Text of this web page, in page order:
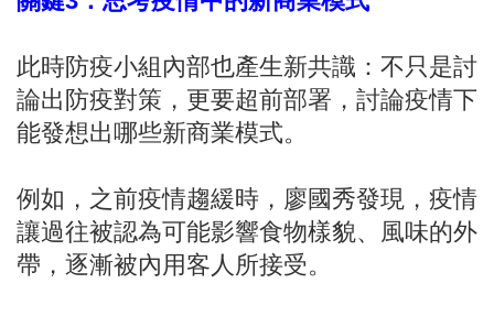
此時防疫小組內部也產生新共識：不只是討
論出防疫對策，更要超前部署，討論疫情下
能發想出哪些新商業模式。
例如，之前疫情趨緩時，廖國秀發現，疫情
讓過往被認為可能影響食物樣貌、風味的外
帶，逐漸被內用客人所接受。